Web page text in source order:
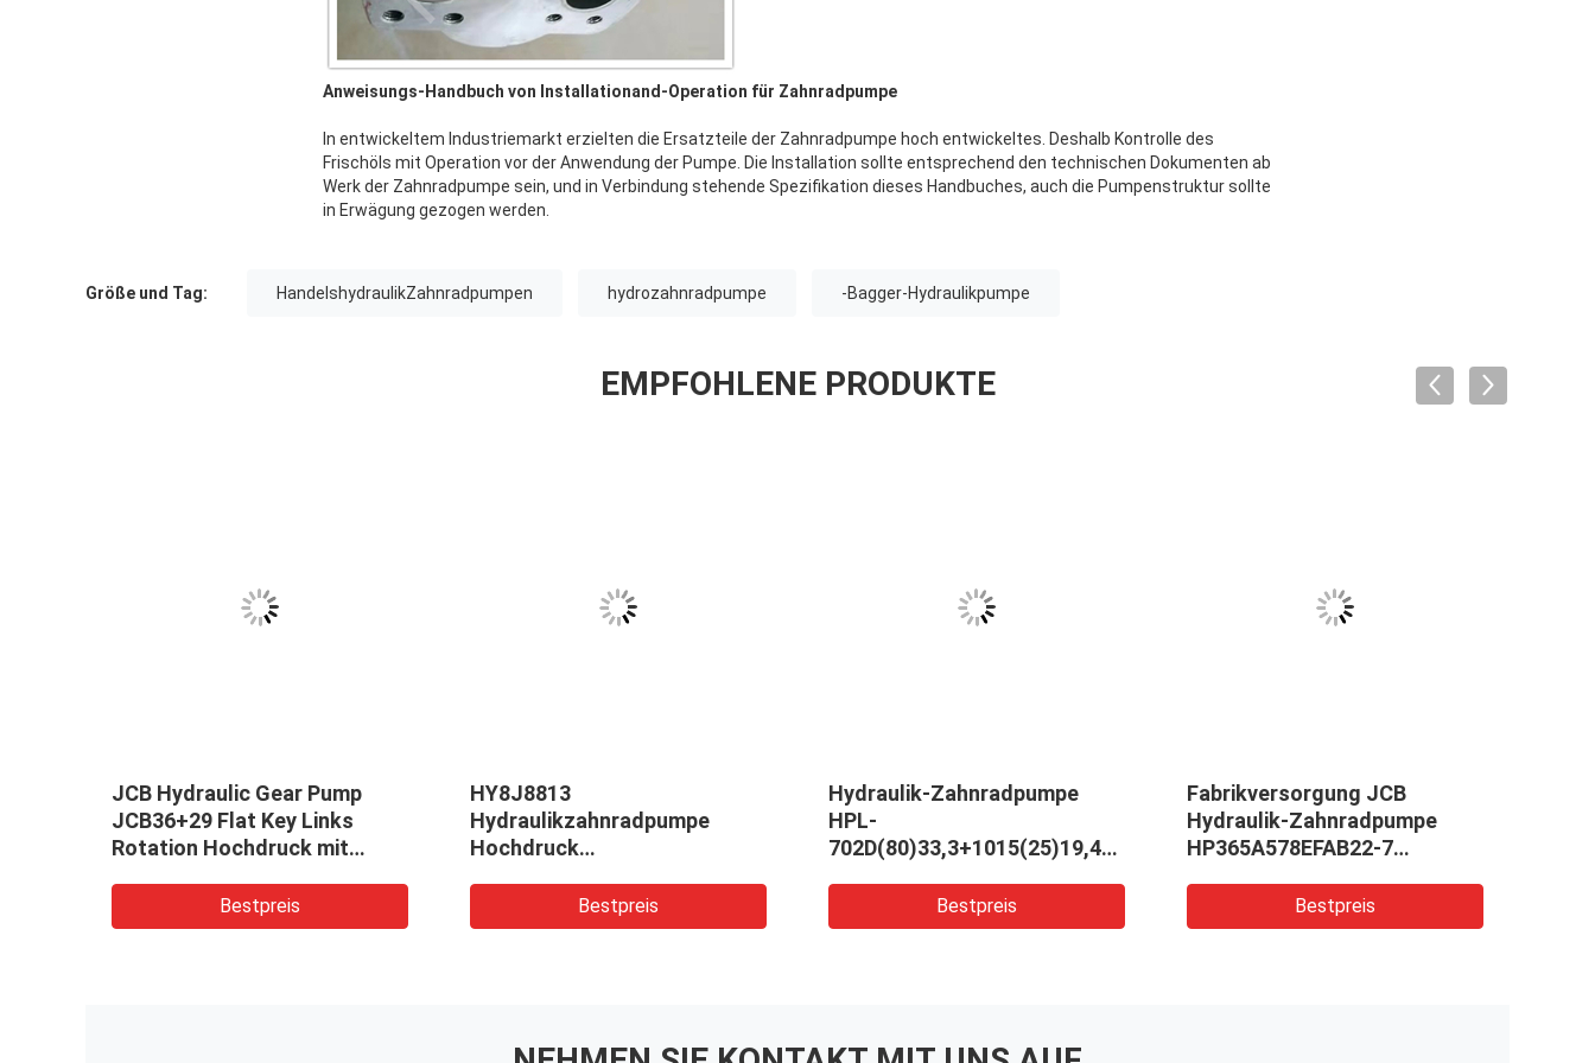
Anweisungs-Handbuch von Installationand-Operation für Zahnradpumpe
In entwickeltem Industriemarkt erzielten die Ersatzteile der Zahnradpumpe hoch entwickeltes. Deshalb Kontrolle des
Frischöls mit Operation vor der Anwendung der Pumpe. Die Installation sollte entsprechend den technischen Dokumenten ab
Werk der Zahnradpumpe sein, und in Verbindung stehende Spezifikation dieses Handbuches, auch die Pumpenstruktur sollte
in Erwägung gezogen werden.
Größe und Tag: HandelshydraulikZahnradpumpen hydrozahnradpumpe -Bagger-Hydraulikpumpe
EMPFOHLENE PRODUKTE
JCB Hydraulic Gear Pump
JCB36+29 Flat Key Links
Rotation Hochdruck mit
250 bar Hochdruck
Getriebepumpe OEM ODM
Bestpreis
HY8J8813
Hydraulikzahnradpumpe
Hochdruck
Industriequalität Zahnradöl
Hydraulik Ersatz für
Bestpreis
Hydraulik-Zahnradpumpe
HPL-
702D(80)33,3+1015(25)19,4
aus Aluminiumlegierung Ein
Jahr Garantie Radlader
Bestpreis
Fabrikversorgung JCB
Hydraulik-Zahnradpumpe
HP365A578EFAB22-7
und Aluminiumlegierung
Zertifizierung OEM ODM
Bestpreis